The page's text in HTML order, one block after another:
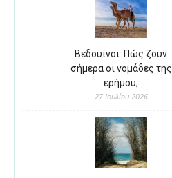
Βεδουίνοι: Πώς ζουν
σήμερα οι νομάδες της
ερήμου;
27 Ιουλίου 2026